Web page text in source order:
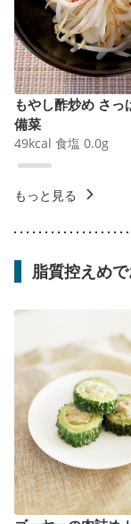
もやし酢炒め さっ
備菜
49kcal 食塩 0.0g
もっと見る
脂質控えめ